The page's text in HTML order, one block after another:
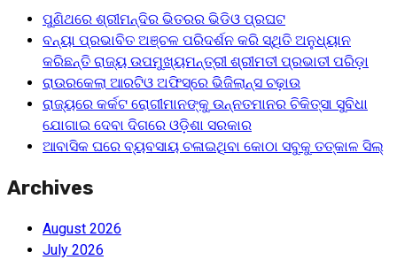
ପୁଣିଥରେ ଶ୍ରୀମନ୍ଦିର ଭିତରର ଭିଡିଓ ପ୍ରଘଟ
ବନ୍ୟା ପ୍ରଭାବିତ ଅଞ୍ଚଳ ପରିଦର୍ଶନ କରି ସ୍ଥିତି ଅନୁଧ୍ୟାନ
କରିଛନ୍ତି ରାଜ୍ୟ ଉପମୁଖ୍ୟମନ୍ତ୍ରୀ ଶ୍ରୀମତୀ ପ୍ରଭାତୀ ପରିଡ଼ା
ରାଉରକେଲା ଆରଟିଓ ଅଫିସ୍‌ରେ ଭିଜିଲାନ୍ସ ଚଢ଼ାଉ
ରାଜ୍ୟରେ କର୍କଟ ରୋଗୀମାନଙ୍କୁ ଉନ୍ନତମାନର ଚିକିତ୍ସା ସୁବିଧା
ଯୋଗାଇ ଦେବା ଦିଗରେ ଓଡ଼ିଶା ସରକାର
ଆବାସିକ ଘରେ ବ୍ୟବସାୟ ଚଳାଇଥିବା କୋଠା ସବୁକୁ ତତ୍କାଳ ସିଲ୍‌
Archives
August 2026
July 2026